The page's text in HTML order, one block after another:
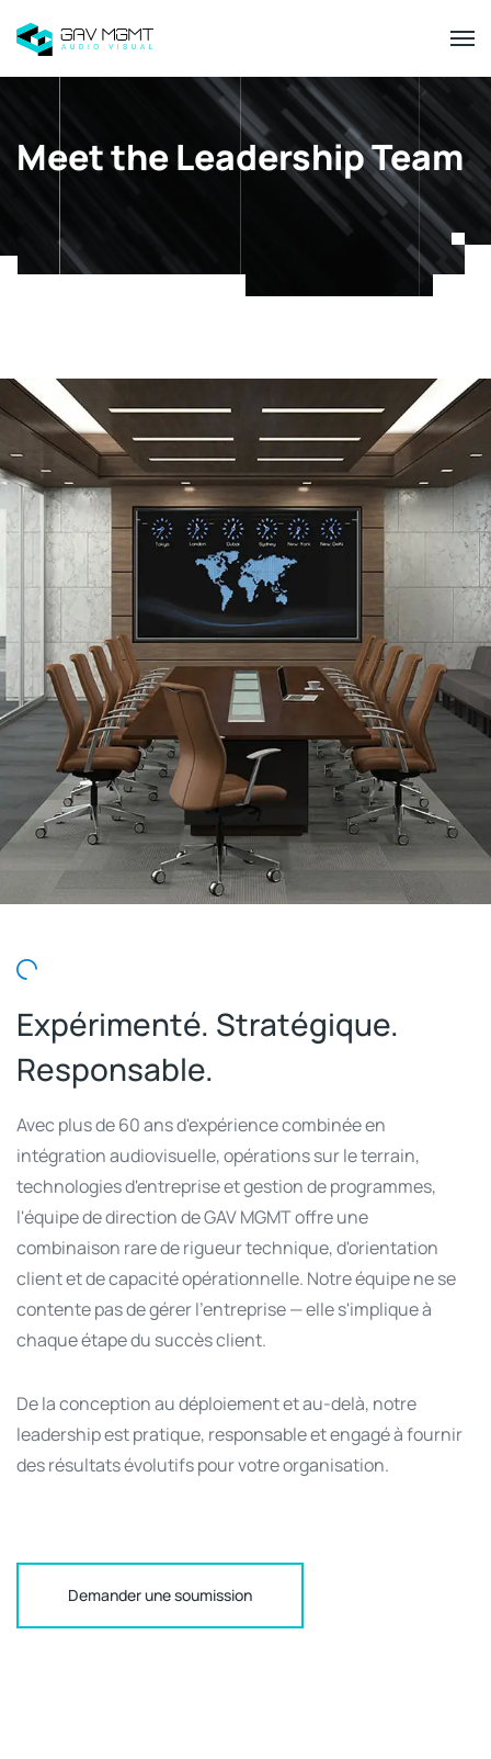
Meet the Leadership Team
Expérimenté. Stratégique.
Responsable.
Avec plus de 60 ans d'expérience combinée en
intégration audiovisuelle, opérations sur le terrain,
technologies d'entreprise et gestion de programmes,
l'équipe de direction de GAV MGMT offre une
combinaison rare de rigueur technique, d'orientation
client et de capacité opérationnelle. Notre équipe ne se
contente pas de gérer l'entreprise — elle s'implique à
chaque étape du succès client.
De la conception au déploiement et au-delà, notre
leadership est pratique, responsable et engagé à fournir
des résultats évolutifs pour votre organisation.
Demander une soumission